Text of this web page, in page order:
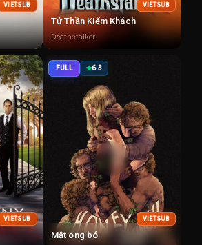
VIETSUB VIETSUB
Tử Thần Kiếm Khách
Deathstalker
VIETSUB
FULL 6.3
VIETSUB
Mật ong bó